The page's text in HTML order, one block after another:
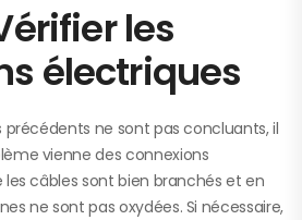
les
électriques
précédents ne sont pas concluants, il
vienne des connexions
les câbles sont bien branchés et en
ne sont pas oxydées. Si nécessaire,